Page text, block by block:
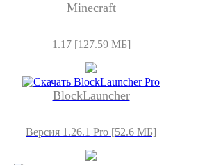
Minecraft
1.17 [127.59 МБ]
BlockLauncher
Версия 1.26.1 Pro [52.6 МБ]